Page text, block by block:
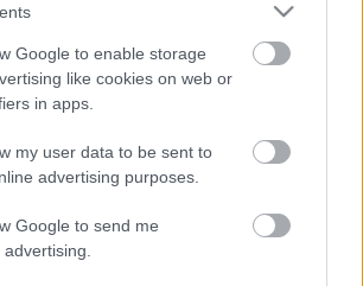
Google to enable storage
like cookies on web or
in apps.
my user data to be sent to
advertising purposes.
Google to send me
a XI. Pécsi Nemzetközi
lesz. A Shakespeare-
változatát a Pécsi Nemzeti
hozzák létre. A
Béla, a Budapest Táncszínház
Szinhaz.hu)